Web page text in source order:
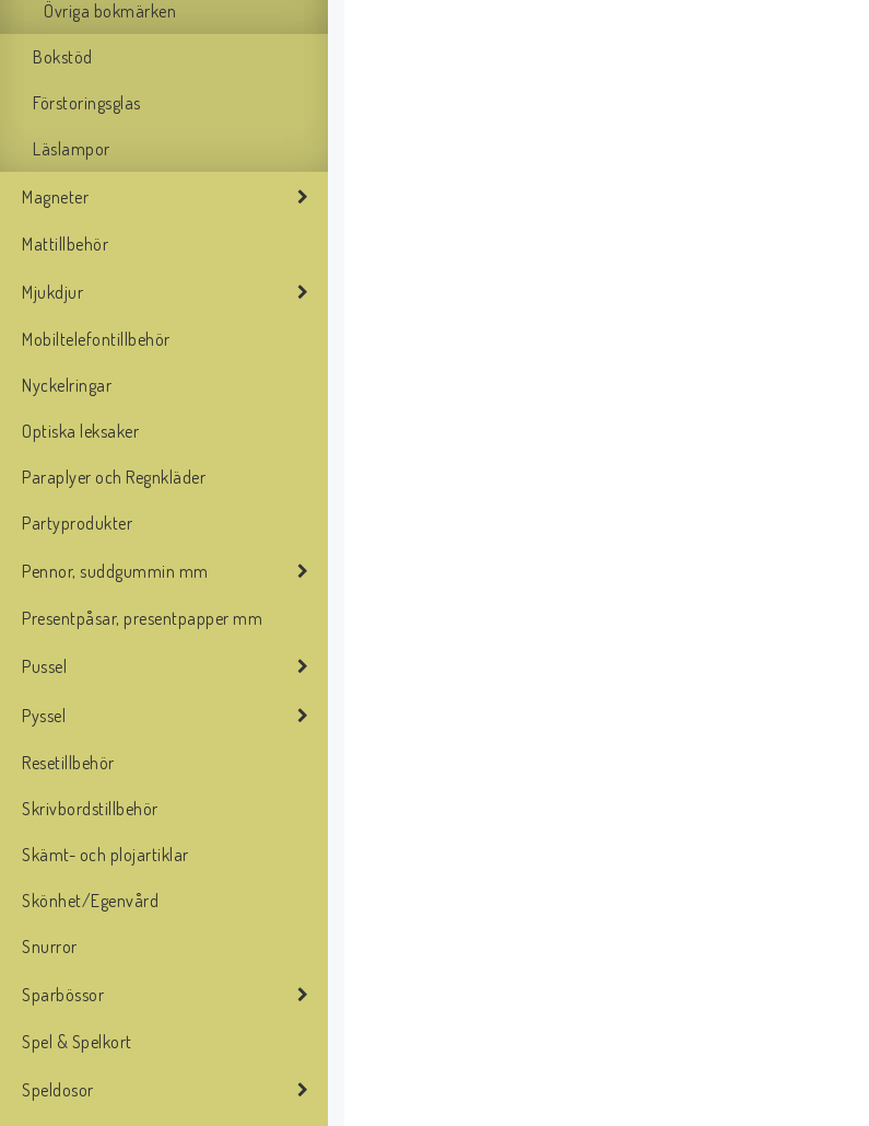
Övriga bokmärken
Bokstöd
Förstoringsglas
Läslampor
Magneter
Mattillbehör
Mjukdjur
Mobiltelefontillbehör
Nyckelringar
Optiska leksaker
Paraplyer och Regnkläder
Partyprodukter
Pennor, suddgummin mm
Presentpåsar, presentpapper mm
Pussel
Pyssel
Resetillbehör
Skrivbordstillbehör
Skämt- och plojartiklar
Skönhet/Egenvård
Snurror
Sparbössor
Spel & Spelkort
Speldosor